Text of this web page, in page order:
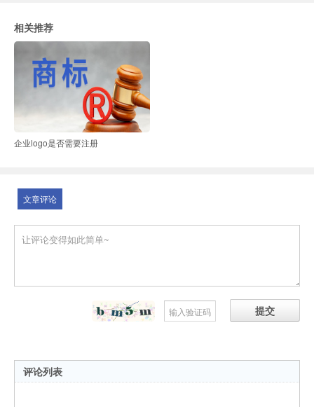
相关推荐
企业logo是否需要注册
文章评论
提交
评论列表